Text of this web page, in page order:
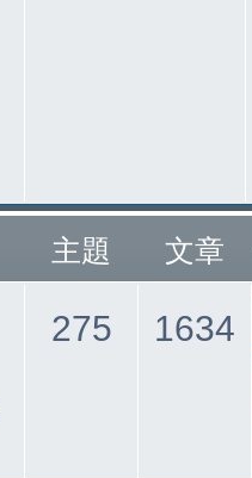
主題 文章
275主
1634